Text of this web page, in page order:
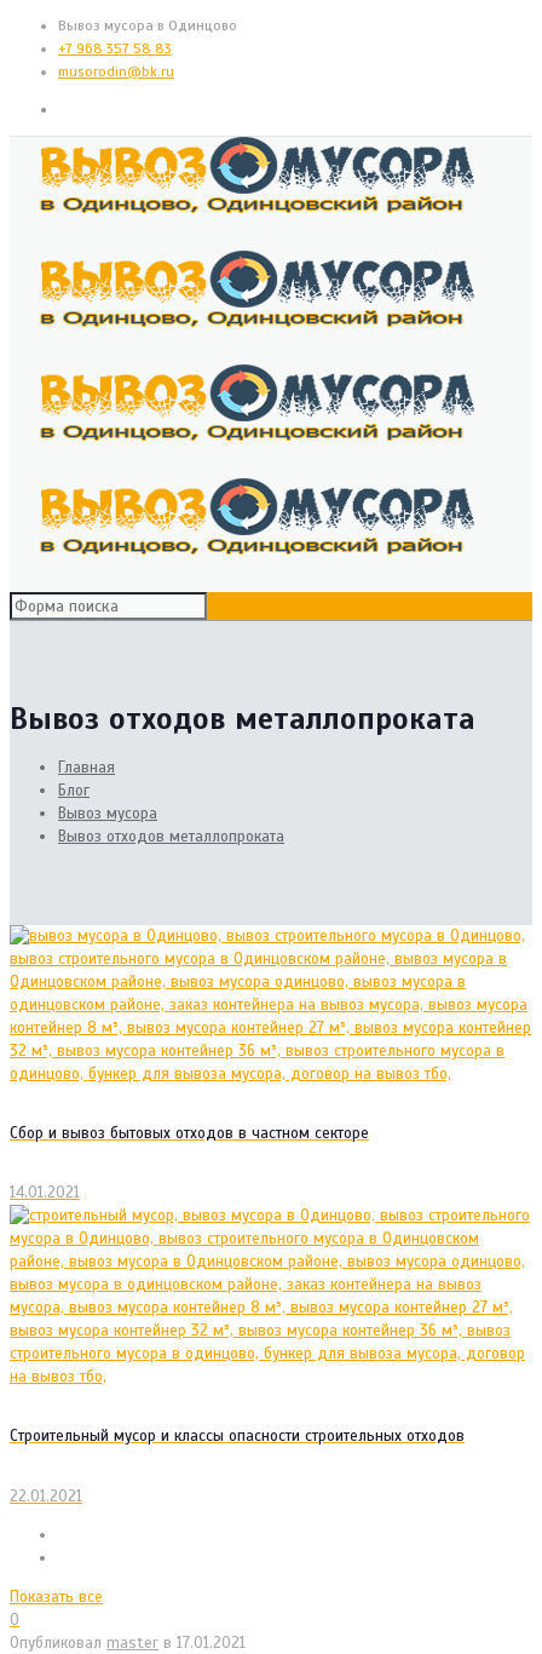
Вывоз мусора в Одинцово
+7 968 357 58 83
musorodin@bk.ru
Вывоз отходов металлопроката
Главная
Блог
Вывоз мусора
Вывоз отходов металлопроката
Сбор и вывоз бытовых отходов в частном секторе
14.01.2021
Строительный мусор и классы опасности строительных отходов
22.01.2021
Показать все
0
Опубликовал master в 17.01.2021